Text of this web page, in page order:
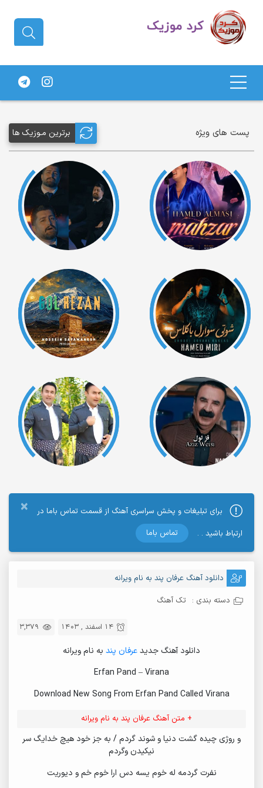
پست های ویژه برترین مـوزیک ها
×
برای تبلیغات و پخش سراسری آهنگ از قسمت تماس باما در
ارتباط باشید . .
تماس باما
دانلود آهنگ عرفان پند به نام ویرانه
دسته بندی : تک آهنگ
3,379 14 اسفند , 1403
دانلود آهنگ جدیدعرفان پند به نام ویرانه
Erfan Pand – Virana
Download New Song From Erfan Pand Called Virana
+ متن آهنگ عرفان پند به نام ویرانه
و روژی چیده گشت دنیا و شوند گردم / به جز خود هیچ خدایگ سر
نیکیدن وگردم
نفرت گردمه له خوم یسه دس ارا خوم خم و دیوریت